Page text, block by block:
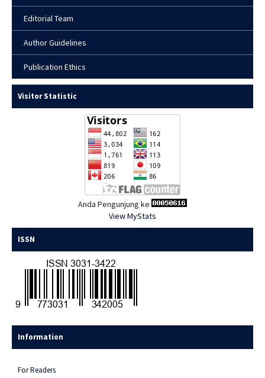
Editorial Team
Author Guidelines
Publication Ethics
Visitor Statistic
Anda Pengunjung ke
View MyStats
ISSN
Information
For Readers